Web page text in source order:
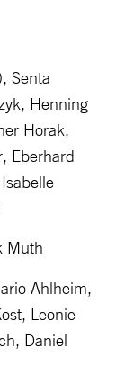
Senta
Henning
Horak,
Eberhard
Muth
Ahlheim,
Leonie
Daniel